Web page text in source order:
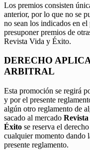
Los premios consisten
anterior, por lo que no se
no sean los indicados en
presuponer premios de
Revista Vida y Éxito.
DERECHO
ARBITRAL
Esta promoción se regirá
y por el presente
algún otro reglamento de
sacado al mercado
Éxito se reserva el
cualquier momento dando
presente reglamento.